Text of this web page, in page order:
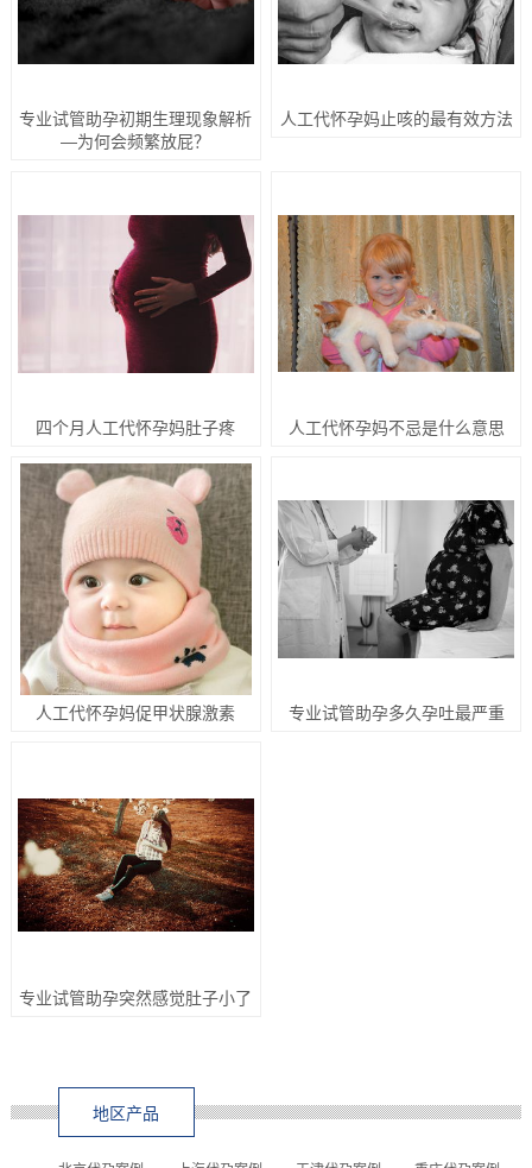
专业试管助孕初期生理现象解析
—为何会频繁放屁？
人工代怀孕妈止咳的最有效方法
四个月人工代怀孕妈肚子疼 人工代怀孕妈不忌是什么意思
人工代怀孕妈促甲状腺激素 专业试管助孕多久孕吐最严重
专业试管助孕突然感觉肚子小了
地区产品